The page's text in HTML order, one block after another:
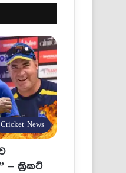
Cricket News
– ක්‍රිකට්